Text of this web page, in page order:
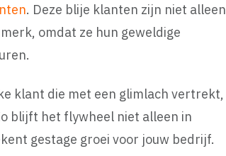
. Deze blije klanten zijn niet alleen
omdat ze hun geweldige
klant die met een glimlach vertrekt,
blijft het flywheel niet alleen in
gestage groei voor jouw bedrijf.